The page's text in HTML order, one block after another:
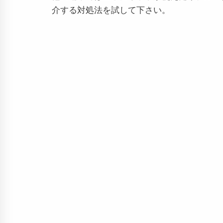
介する対処法を試して下さい。